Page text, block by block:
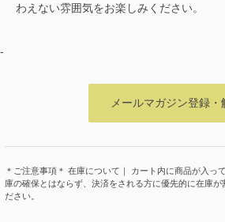
わえない雰囲気をお楽しみください。
-
メールマガジン登録・
＊ご注意事項＊ 在庫について｜ カート内に商品が入っ
庫の確保とはならず、決済をされる方に優先的に在庫が
ださい。